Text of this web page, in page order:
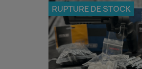
RUPTURE DE STOCK